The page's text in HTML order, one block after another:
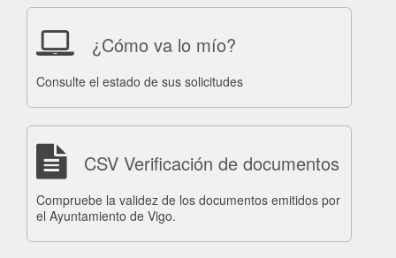
¿Cómo va lo mío?
Consulte el estado de sus solicitudes
CSV Verificación de documentos
Compruebe la validez de los documentos emitidos por
el Ayuntamiento de Vigo.